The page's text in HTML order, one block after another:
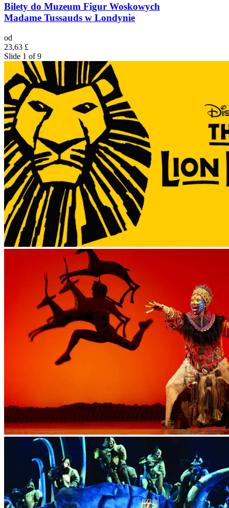
Bilety do Muzeum Figur Woskowych
Madame Tussauds w Londynie
od
23,63 £
Slide 1 of 9